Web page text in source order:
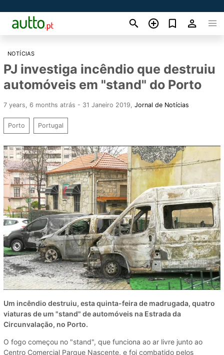
NOTÍCIAS
PJ investiga incêndio que destruiu
automóveis em "stand" do Porto
7 years, 6 months atrás - 31 Janeiro 2019 Jornal de Notícias
Porto Portugal
Um incêndio destruiu, esta quinta-feira de madrugada, quatro
viaturas de um "stand" de automóveis na Estrada da
Circunvalação, no Porto.
O fogo começou no "stand", que funciona ao ar livre junto ao
Centro Comercial Parque Nascente, e foi combatido pelos